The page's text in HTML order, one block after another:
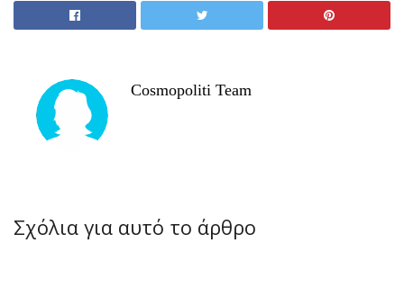
Cosmopoliti Team
Σχόλια για αυτό το άρθρο